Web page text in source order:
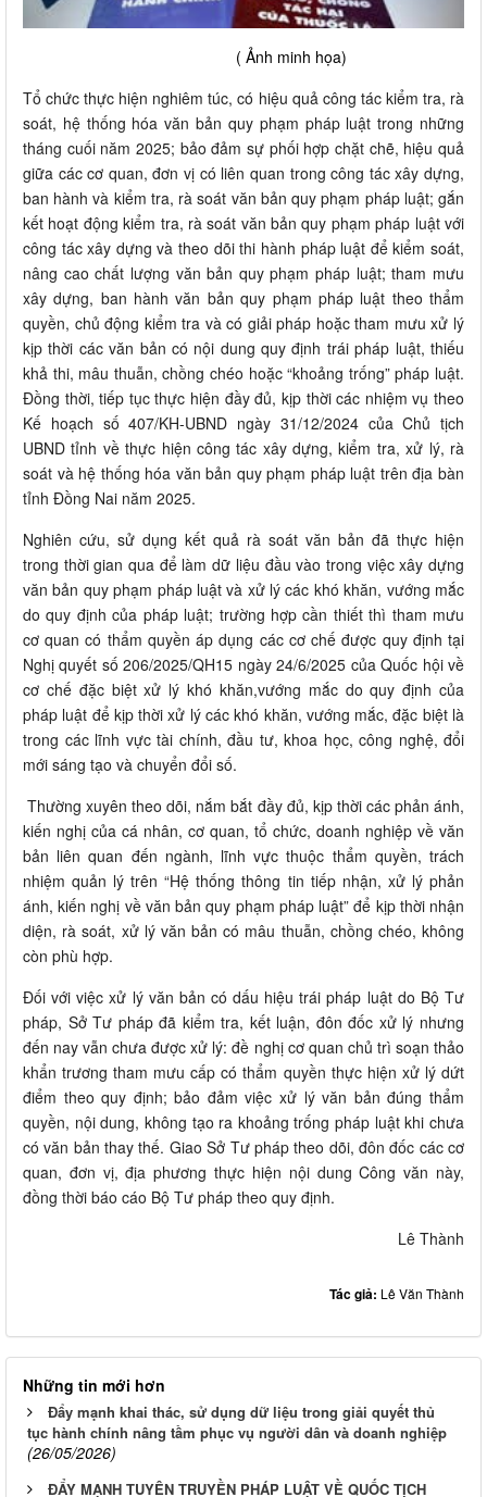
( Ảnh minh họa)
Tổ chức thực hiện nghiêm túc, có hiệu quả công tác kiểm tra, rà
soát, hệ thống hóa văn bản quy phạm pháp luật trong những
tháng cuối năm 2025; bảo đảm sự phối hợp chặt chẽ, hiệu quả
giữa các cơ quan, đơn vị có liên quan trong công tác xây dựng,
ban hành và kiểm tra, rà soát văn bản quy phạm pháp luật; gắn
kết hoạt động kiểm tra, rà soát văn bản quy phạm pháp luật với
công tác xây dựng và theo dõi thi hành pháp luật để kiểm soát,
nâng cao chất lượng văn bản quy phạm pháp luật; tham mưu
xây dựng, ban hành văn bản quy phạm pháp luật theo thẩm
quyền, chủ động kiểm tra và có giải pháp hoặc tham mưu xử lý
kịp thời các văn bản có nội dung quy định trái pháp luật, thiếu
khả thi, mâu thuẫn, chồng chéo hoặc “khoảng trống” pháp luật.
Đồng thời, tiếp tục thực hiện đầy đủ, kịp thời các nhiệm vụ theo
Kế hoạch số 407/KH-UBND ngày 31/12/2024 của Chủ tịch
UBND tỉnh về thực hiện công tác xây dựng, kiểm tra, xử lý, rà
soát và hệ thống hóa văn bản quy phạm pháp luật trên địa bàn
tỉnh Đồng Nai năm 2025.
Nghiên cứu, sử dụng kết quả rà soát văn bản đã thực hiện
trong thời gian qua để làm dữ liệu đầu vào trong việc xây dựng
văn bản quy phạm pháp luật và xử lý các khó khăn, vướng mắc
do quy định của pháp luật; trường hợp cần thiết thì tham mưu
cơ quan có thẩm quyền áp dụng các cơ chế được quy định tại
Nghị quyết số 206/2025/QH15 ngày 24/6/2025 của Quốc hội về
cơ chế đặc biệt xử lý khó khăn,vướng mắc do quy định của
pháp luật để kịp thời xử lý các khó khăn, vướng mắc, đặc biệt là
trong các lĩnh vực tài chính, đầu tư, khoa học, công nghệ, đổi
mới sáng tạo và chuyển đổi số.
Thường xuyên theo dõi, nắm bắt đầy đủ, kịp thời các phản ánh,
kiến nghị của cá nhân, cơ quan, tổ chức, doanh nghiệp về văn
bản liên quan đến ngành, lĩnh vực thuộc thẩm quyền, trách
nhiệm quản lý trên “Hệ thống thông tin tiếp nhận, xử lý phản
ánh, kiến nghị về văn bản quy phạm pháp luật” để kịp thời nhận
diện, rà soát, xử lý văn bản có mâu thuẫn, chồng chéo, không
còn phù hợp.
Đối với việc xử lý văn bản có dấu hiệu trái pháp luật do Bộ Tư
pháp, Sở Tư pháp đã kiểm tra, kết luận, đôn đốc xử lý nhưng
đến nay vẫn chưa được xử lý: đề nghị cơ quan chủ trì soạn thảo
khẩn trương tham mưu cấp có thẩm quyền thực hiện xử lý dứt
điểm theo quy định; bảo đảm việc xử lý văn bản đúng thẩm
quyền, nội dung, không tạo ra khoảng trống pháp luật khi chưa
có văn bản thay thế. Giao Sở Tư pháp theo dõi, đôn đốc các cơ
quan, đơn vị, địa phương thực hiện nội dung Công văn này,
đồng thời báo cáo Bộ Tư pháp theo quy định.
Lê Thành
Tác giả: Lê Văn Thành
Những tin mới hơn
Đẩy mạnh khai thác, sử dụng dữ liệu trong giải quyết thủ
tục hành chính nâng tầm phục vụ người dân và doanh nghiệp
(26/05/2026)
ĐẨY MẠNH TUYÊN TRUYỀN PHÁP LUẬT VỀ QUỐC TỊCH